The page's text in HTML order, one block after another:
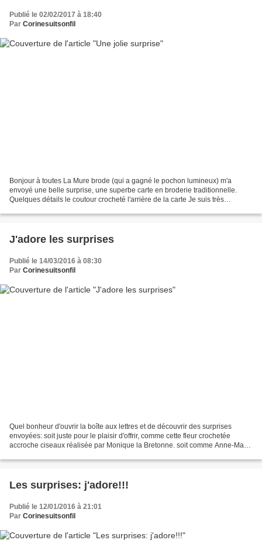
Publié le 02/02/2017 à 18:40
Par Corinesuitsonfil
Bonjour à toutes La Mure brode (qui a gagné le pochon lumineux) m'a
envoyé une belle surprise, une superbe carte en broderie traditionnelle.
Quelques détails le coutour crocheté l'arrière de la carte Je suis très
J'adore les surprises
Publié le 14/03/2016 à 08:30
Par Corinesuitsonfil
Quel bonheur d'ouvrir la boîte aux lettres et de découvrir des surprises
envoyées: soit juste pour le plaisir d'offrir, comme cette fleur crochetée
accroche ciseaux réalisée par Monique la Bretonne. soit comme Anne-Marie
Les surprises: j'adore!!!
Publié le 12/01/2016 à 21:01
Par Corinesuitsonfil